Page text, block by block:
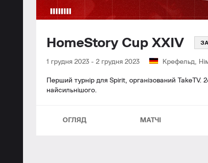
HomeStory Cup XXIV
1 грудня 2023 - 2 грудня 2023 Крефельд,
Перший турнір для Spirit, організований TakeTV.
найсильнішого.
ОГЛЯД МАТЧІ